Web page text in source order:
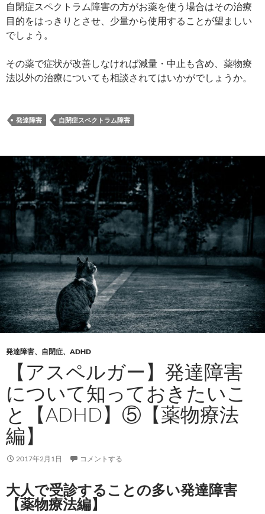
自閉症スペクトラム障害の方がお薬を使う場合はその治療
目的をはっきりとさせ、少量から使用することが望ましい
でしょう。
その薬で症状が改善しなければ減量・中止も含め、薬物療
法以外の治療についても相談されてはいかがでしょうか。
発達障害 自閉症スペクトラム障害
発達障害、自閉症、ADHD
【アスペルガー】発達障害
について知っておきたいこ
と【ADHD】⑤【薬物療法
編】
2017年2月1日 コメントする
大人で受診することの多い発達障害
【薬物療法編】